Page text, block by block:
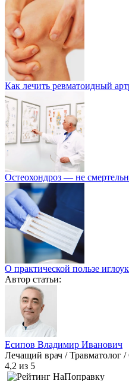
Как лечить ревматоидный
Остеохондроз — не
О практической пользе
Автор статьи:
Есипов Владимир Иванович
Лечащий врач / Травматолог
4,2 из 5